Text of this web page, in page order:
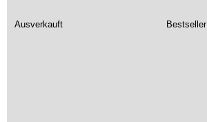
Ausverkauft Bestseller